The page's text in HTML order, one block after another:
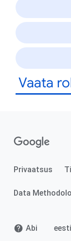
Vaata
Privaatsus
Data
Abi